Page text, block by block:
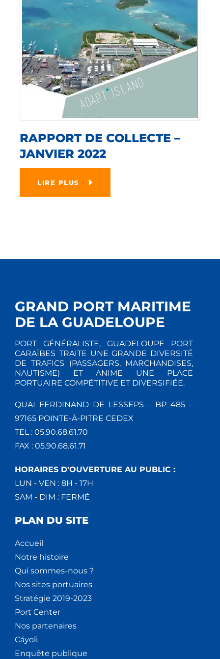
RAPPORT DE COLLECTE –
JANVIER 2022
LIRE PLUS
GRAND PORT MARITIME
DE LA GUADELOUPE
PORT GÉNÉRALISTE, GUADELOUPE PORT
CARAÏBES TRAITE UNE GRANDE DIVERSITÉ
DE TRAFICS (PASSAGERS, MARCHANDISES,
NAUTISME) ET ANIME UNE PLACE
PORTUAIRE COMPÉTITIVE ET DIVERSIFIÉE.
QUAI FERDINAND DE LESSEPS – BP 485 –
97165 POINTE-À-PITRE CEDEX
TEL : 05.90.68.61.70
FAX : 05.90.68.61.71
HORAIRES D'OUVERTURE AU PUBLIC :
LUN - VEN : 8H - 17H
SAM - DIM : FERMÉ
PLAN DU SITE
Accueil
Notre histoire
Qui sommes-nous ?
Nos sites portuaires
Stratégie 2019-2023
Port Center
Nos partenaires
Cáyoli
Enquête publique